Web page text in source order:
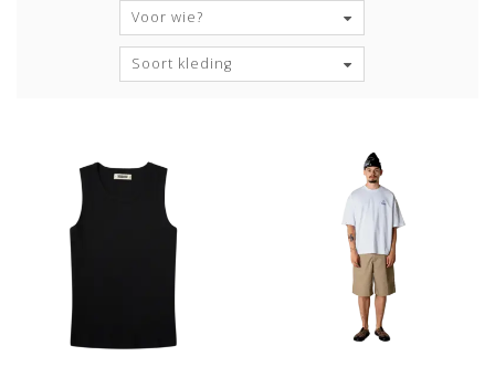
Voor wie?
Soort kleding